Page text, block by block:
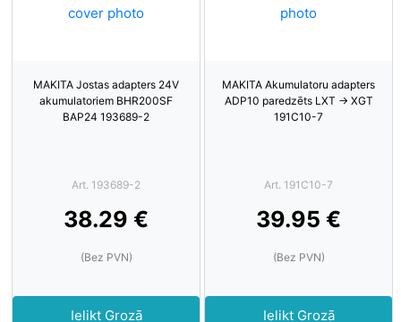
MAKITA Jostas adapters 24V
akumulatoriem BHR200SF
BAP24 193689-2
Art. 193689-2
38.29 €
(Bez PVN)
Ielikt Grozā
MAKITA Akumulatoru adapters
ADP10 paredzēts LXT -> XGT
191C10-7
Art. 191C10-7
39.95 €
(Bez PVN)
Ielikt Grozā